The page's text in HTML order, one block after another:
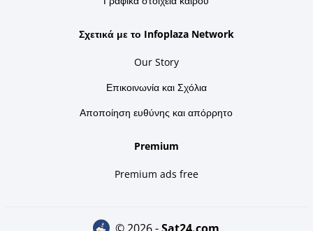
Σχετικά με το Infoplaza Network
Our Story
Επικοινωνία και Σχόλια
Αποποίηση ευθύνης και απόρρητο
Premium
Premium ads free